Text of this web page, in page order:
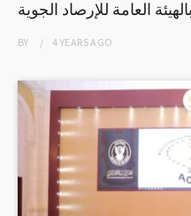
العامة للإرصاد الجوية
BY 4 YEARSAGO